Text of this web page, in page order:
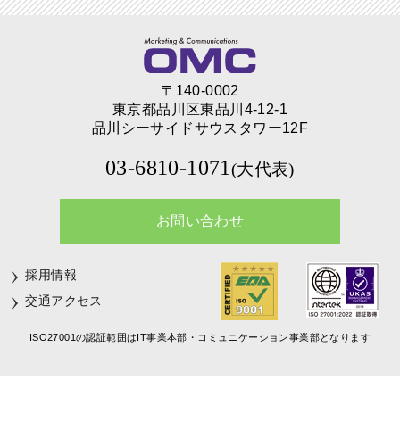
〒140-0002
東京都品川区東品川4-12-1
品川シーサイドサウスタワー12F
03-6810-1071 (大代表)
お問い合わせ
採用情報
交通アクセス
ISO27001の認証範囲はIT事業本部・コミュニケーション事業部となります